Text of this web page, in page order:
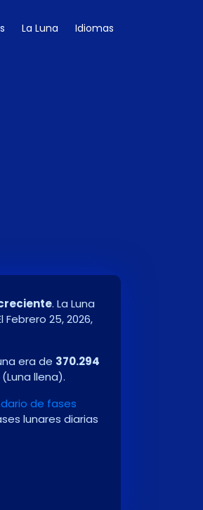
La Luna Idiomas
. La Luna
Febrero 25, 2026,
era de 370.294
(Luna llena).
de fases
lunares diarias